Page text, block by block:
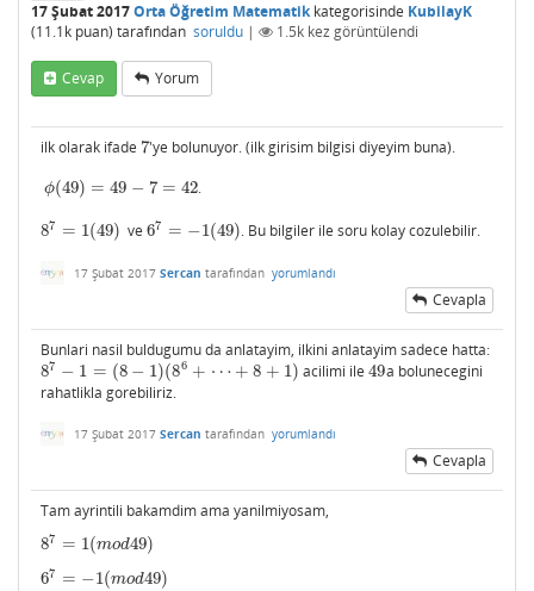
17 Şubat 2017Orta Öğretim Matematikkategorisinde KubilayK
(11.1k puan) tarafından soruldu | 1.5k kez görüntülendi
Cevap Yorum
ilk olarak ifade 7
7'ye bolunuyor. (ilk girisim bilgisi diyeyim buna).
ϕ(49) = 49 − 7 = 42
ϕ(49)= 49 −7= 42 .
87 = 1(49)
87 =1( 49) ve 67 = −1(49)
67 =−1 (49) . Bu bilgiler ile soru kolay cozulebilir.
17 Şubat 2017 Sercan tarafından yorumlandı
Cevapla
Bunlari nasil buldugumu da anlatayim, ilkini anlatayim sadece hatta:
87 − 1 = (8 − 1)(86 + ⋯ + 8 + 1)
87 −1 =( 8−1 )(8 6+ ⋯+8+1) acilimi ile 49
49a bolunecegini
rahatlikla gorebiliriz.
17 Şubat 2017 Sercan tarafından yorumlandı
Cevapla
Tam ayrintili bakamdim ama yanilmiyosam,
87 = 1(mod49)
87 =1( mod49)
67 = −1(mod49)
67 =−1 (mod49)